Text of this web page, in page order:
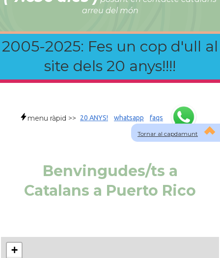
arreu del món
2005-2025: Fes un cop d'ull al
site dels 20 anys!!!!
Tornar al capdamunt
menu ràpid >> 20 ANYS! whatsapp faqs
Benvingudes/ts a
Catalans a Puerto Rico
+